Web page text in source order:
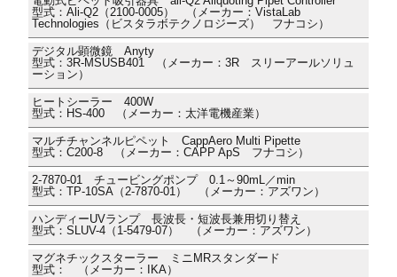
型式：Ali-Q2（2100-0005） （メーカー：VistaLab
Technologies（ビスタラボテクノロジーズ） フナコシ）
デジタル顕微鏡 Anyty
型式：3R-MSUSB401 （メーカー：3R スリーアールソリュ
ーション）
ヒートシーラー 400W
型式：HS-400 （メーカー：太洋電機産業）
マルチチャンネルピペット CappAero Multi Pipette
型式：C200-8 （メーカー：CAPP ApS フナコシ）
2-7870-01 チュービングポンプ 0.1～90mL／min
型式：TP-10SA（2-7870-01） （メーカー：アズワン）
ハンディーUVランプ 長波長・短波長兼用切り替え
型式：SLUV-4（1-5479-07） （メーカー：アズワン）
マグネチックスターラー ミニMRスタンダード
型式： （メーカー：IKA）